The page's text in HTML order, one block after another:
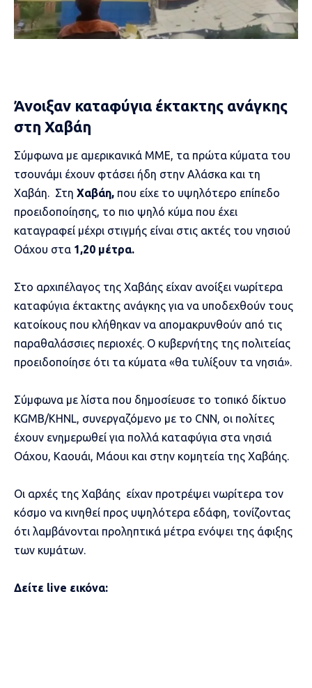
Άνοιξαν καταφύγια έκτακτης ανάγκης
στη Χαβάη
Σύμφωνα με αμερικανικά ΜΜΕ, τα πρώτα κύματα του
τσουνάμι έχουν φτάσει ήδη στην Αλάσκα και τη
Χαβάη. Στη Χαβάη, που είχε το υψηλότερο επίπεδο
προειδοποίησης, το πιο ψηλό κύμα που έχει
καταγραφεί μέχρι στιγμής είναι στις ακτές του νησιού
Οάχου στα 1,20 μέτρα.
Στο αρχιπέλαγος της Χαβάης είχαν ανοίξει νωρίτερα
καταφύγια έκτακτης ανάγκης για να υποδεχθούν τους
κατοίκους που κλήθηκαν να απομακρυνθούν από τις
παραθαλάσσιες περιοχές. Ο κυβερνήτης της πολιτείας
προειδοποίησε ότι τα κύματα «θα τυλίξουν τα νησιά».
Σύμφωνα με λίστα που δημοσίευσε το τοπικό δίκτυο
KGMB/KHNL, συνεργαζόμενο με το CNN, οι πολίτες
έχουν ενημερωθεί για πολλά καταφύγια στα νησιά
Οάχου, Καουάι, Μάουι και στην κομητεία της Χαβάης.
Οι αρχές της Χαβάης είχαν προτρέψει νωρίτερα τον
κόσμο να κινηθεί προς υψηλότερα εδάφη, τονίζοντας
ότι λαμβάνονται προληπτικά μέτρα ενόψει της άφιξης
των κυμάτων.
Δείτε live εικόνα: